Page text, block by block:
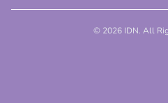
© 2026 IDN. All